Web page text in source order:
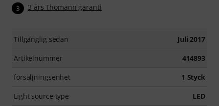
3 3 års Thomann garanti
Tillgänglig sedan Juli 2017
Artikelnummer 414893
försäljningsenhet 1 Styck
Light source type LED